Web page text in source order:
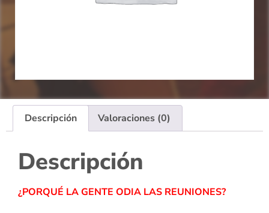
Descripción Valoraciones (0)
Descripción
¿PORQUÉ LA GENTE ODIA LAS REUNIONES?